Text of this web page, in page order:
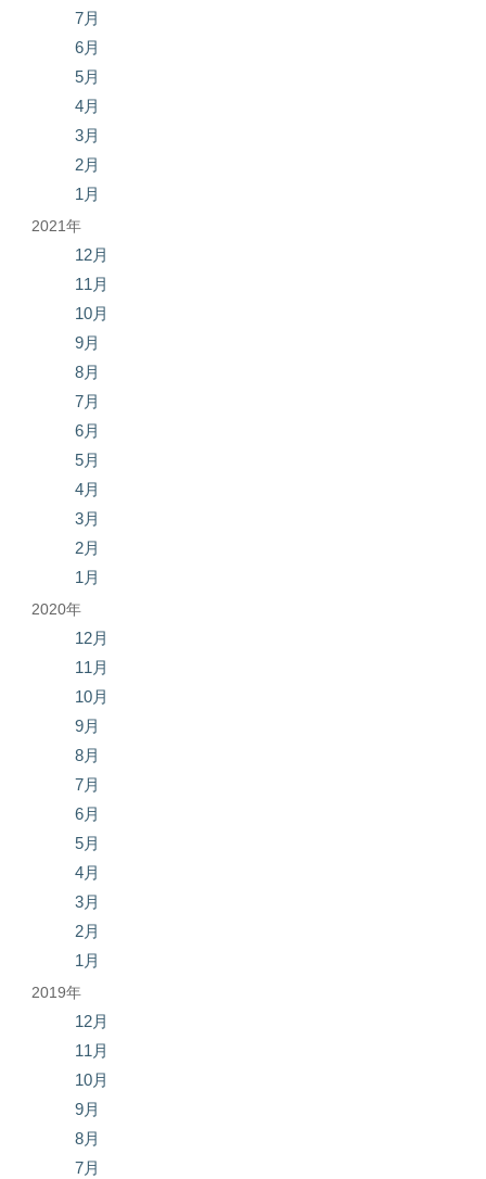
7月
6月
5月
4月
3月
2月
1月
2021年
12月
11月
10月
9月
8月
7月
6月
5月
4月
3月
2月
1月
2020年
12月
11月
10月
9月
8月
7月
6月
5月
4月
3月
2月
1月
2019年
12月
11月
10月
9月
8月
7月